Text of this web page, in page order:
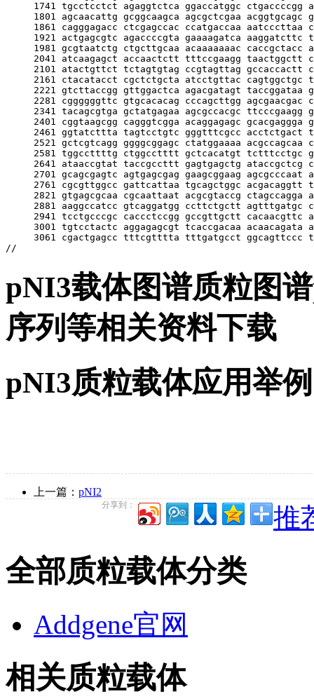
1741 tgcctcctct agaggtctca ggaccatggc ctgaccccgg
1801 agcaacattg gcggcaagca agcgctcgaa acggtgcagc
1861 cagggagacc ctcgagccac ccatgaccaa aatcccttaa
1921 actgagcgtc agaccccgta gaaaagatca aaggatcttc
1981 gcgtaatctg ctgcttgcaa acaaaaaaac caccgctacc
2041 atcaagagct accaactctt tttccgaagg taactggctt
2101 atactgttct tctagtgtag ccgtagttag gccaccactt
2161 ctacatacct cgctctgcta atcctgttac cagtggctgc
2221 gtcttaccgg gttggactca agacgatagt taccggataa
2281 cggggggttc gtgcacacag cccagcttgg agcgaacgac
2341 tacagcgtga gctatgagaa agcgccacgc ttcccgaagg
2401 cggtaagcgg cagggtcgga acaggagagc gcacgaggga
2461 ggtatcttta tagtcctgtc gggtttcgcc acctctgact
2521 gctcgtcagg ggggcggagc ctatggaaaa acgccagcaa
2581 tggccttttg ctggcctttt gctcacatgt tctttcctgc
2641 ataaccgtat taccgccttt gagtgagctg ataccgctcg
2701 gcagcgagtc agtgagcgag gaagcggaag agcgcccaat
2761 cgcgttggcc gattcattaa tgcagctggc acgacaggtt
2821 gtgagcgcaa cgcaattaat acgcgtaccg ctagccagga
2881 aaggccatcc gtcaggatgg ccttctgctt agtttgatgc
2941 tcctgcccgc caccctccgg gccgttgctt cacaacgttc
3001 tgtcctactc aggagagcgt tcaccgacaa acaacagata
3061 cgactgagcc tttcgtttta tttgatgcct ggcagttccc
pNI3载体图谱质粒图
序列等相关资料下载
pNI3质粒载体应用举例
上一篇： pNI2
分享到： 推
全部质粒载体分类
Addgene官网
相关质粒载体